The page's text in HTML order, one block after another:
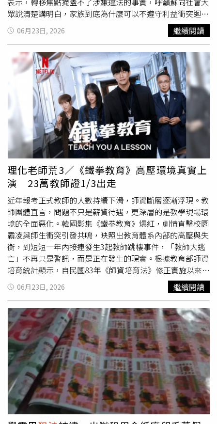
眾說清楚講明白，家族到底為什麼可以不遵守利益衝突迴避
法？「戴瑋姍顧左右而言他，圍李救蘇，也洗不清蘇巧慧家
族違反利衝法的問題」，鄧凱勛表示，民眾黨開記者會，繼
續質疑蘇巧慧委員涉嫌違反公職人員利益衝突迴避法，胞妹
的企業拿了政府補助卻不依法申報。鄧凱勛指出，結果大家
等了半天，蘇委員自己不敢親自出面，只躲在發言人背後發
了一篇聲明，還瘋狂牽拖川伯，標準的惡人先告狀。鄧凱勛
續指，現在的問題很簡單，就是蘇巧慧到底要不要出來回答
質疑？人家問Ａ不要在那邊答Ｂ，質疑妳涉嫌違返利益衝突
迴避法，就回答有還是沒有，為什麼利衝法公開查詢平臺看
不到你的名字。鄧凱勛表示，蘇巧慧身為立法委員，甚至還
親自參與過利益衝突迴避法的修法，理當比任何人都清楚法
律規範。但現在證據攤在陽光下，不論是商標權人還是媒體
專訪，都證實蘇家相關企業拿了經濟部與文化部的公帑補
助，卻未依法揭露關係人身分。面對這麼嚴重的操守質疑，
蘇陣營到現在還在閃躲，完全不敢正面回答為什麼不申報。
自己參與修的法還自己違法，這就是最標準的知法犯法 。鄧
凱勛說，東窗事發後，蘇辦跟民進黨議員戴瑋姍急了，想盡
辦法硬要扯李四川買的房子。過去這一個月大家看得非常清
楚，民進黨從上到下，甚至放任綠營網軍側翼無所不用其極
地去肉搜川伯的私人住宅。結果呢？民進黨全黨打一人，搞
了整整一個月，到底查到了什麼？答案是根本沒有任何違法
事實。鄧凱勛表示，一個是明顯違反利衝法，另一邊過了一
個月還是只能含沙射影。蘇陣營拿一個被綠營網軍肉搜了一
個月卻查無不法的私人產權，企圖去掩護自己家族涉嫌拿政
府補助還不依法「事前揭露、事後公開」的奇聞，這根本是
在污辱新北市民的智慧。鄧凱勛強調，轉移焦點掩蓋不了涉
嫌違法的事實，請蘇巧慧委員不要再躲了，既然要參選新北
市長，就請妳自己站出來向社會大眾說清楚講明白，妳們家
族到底為什麼可以不遵守利益衝突迴避法？
06月23日, 2026 繼續閱讀
理化老師荒3／《鐵拳教育》高壓環境真實上
演 23萬教師證1/3出走
近年報考正式教師的人數持續下滑，師資斷層逐漸浮現。教
師團體直言，問題不只是薪資待遇，更深層的是教學現場環
境的全面惡化。韓國影集《鐵拳教育》爆紅，劇情直擊校園
霸凌與師生衝突引發共鳴，映照出教育體系內部的高壓與失
衡，到短短一年內接連發生3起教師跳樓事件，「教師大逃
亡」不再只是警訊，而是正在發生的現實。根據教育部師資
培育統計顯示，自民國83年《師資培育法》修正實施以來，
累計約有23萬人取得合格教師證，但其中高達三分之一（逾
7.5萬名）儲備教師並未進入教學現場，整體任教率僅約
67%。當老師面臨日益沉重的法律責任、申訴風險及親師衝
突時，為避免爭議與自我保護，越來越多老師採取「多一事
不如少一事」消極的防禦性教學。（圖／報系資料庫）新北
市教育人員產業工會副理事長黃國政認為，願投入教職體系
的人數下降，關鍵在於，當前教師的角色早已不只是單純教
學，還需處理各式投訴與濫訴的壓力。面對部分被形容為
「小霸王」的學生，教師往往陷入「管也不對、不管也不
對」的兩難處境。一旦強力介入處理，可能被家長指控不當
管教；若選擇放寬管教，又會被其他家長質疑失職。「校事
會議」制度2020年8月正式上路，衍生出不少濫訴爭議和反
彈聲浪，雖然2026年初已二次修法，但今年6月的立法院公
06月23日, 2026 繼續閱讀